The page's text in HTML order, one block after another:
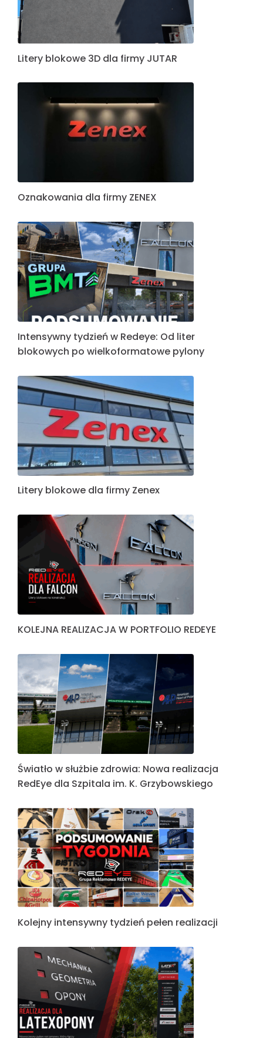
Litery blokowe 3D dla firmy JUTAR
Oznakowania dla firmy ZENEX
Intensywny tydzień w Redeye: Od liter
blokowych po wielkoformatowe pylony
Litery blokowe dla firmy Zenex
KOLEJNA REALIZACJA W PORTFOLIO REDEYE
Światło w służbie zdrowia: Nowa realizacja
RedEye dla Szpitala im. K. Grzybowskiego
Kolejny intensywny tydzień pełen realizacji